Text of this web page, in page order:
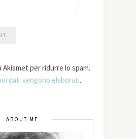
per ridurre lo spam.
dati vengono elaborati.
ABOUT ME